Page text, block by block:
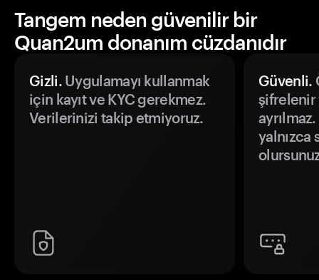
Tangem neden güvenilir bir
Quan2um donanım cüzdanıdır
Gizli.Uygulamayı kullanmak
için kayıt ve KYC gerekmez.
Verilerinizi takip etmiyoruz.
Güvenli.
şifrelenir
yalnızca